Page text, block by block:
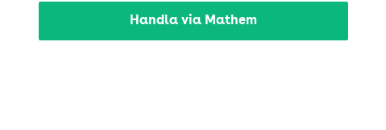
Handla via Mathem